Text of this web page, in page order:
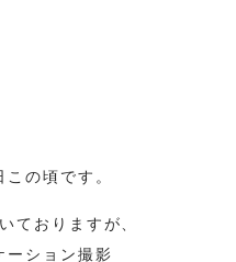
の頃です。
ておりますが、
ーション撮影